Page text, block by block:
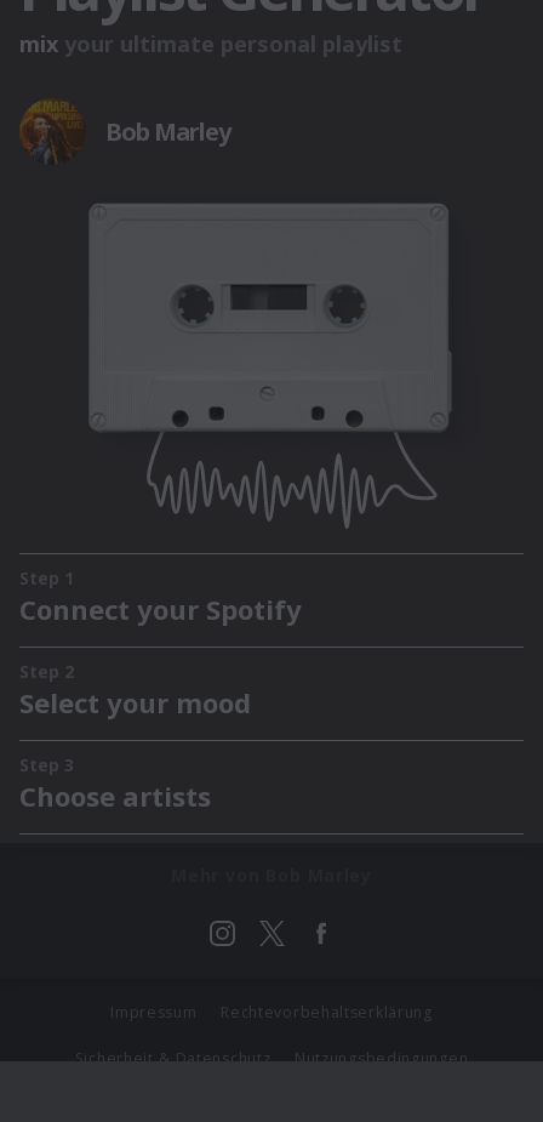
Impressum Rechtevorbehaltserklärung
Sicherheit & Datenschutz Nutzungsbedingungen